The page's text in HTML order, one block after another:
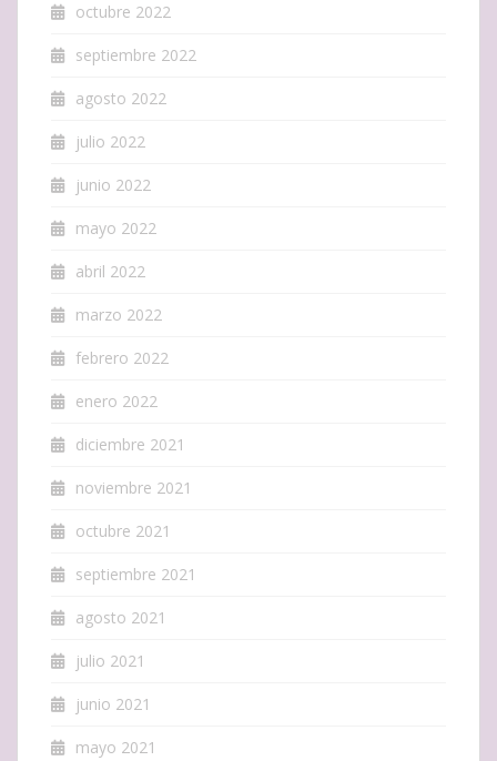
octubre 2022
septiembre 2022
agosto 2022
julio 2022
junio 2022
mayo 2022
abril 2022
marzo 2022
febrero 2022
enero 2022
diciembre 2021
noviembre 2021
octubre 2021
septiembre 2021
agosto 2021
julio 2021
junio 2021
mayo 2021